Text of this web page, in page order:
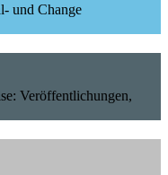
und Change
Veröffentlichungen,